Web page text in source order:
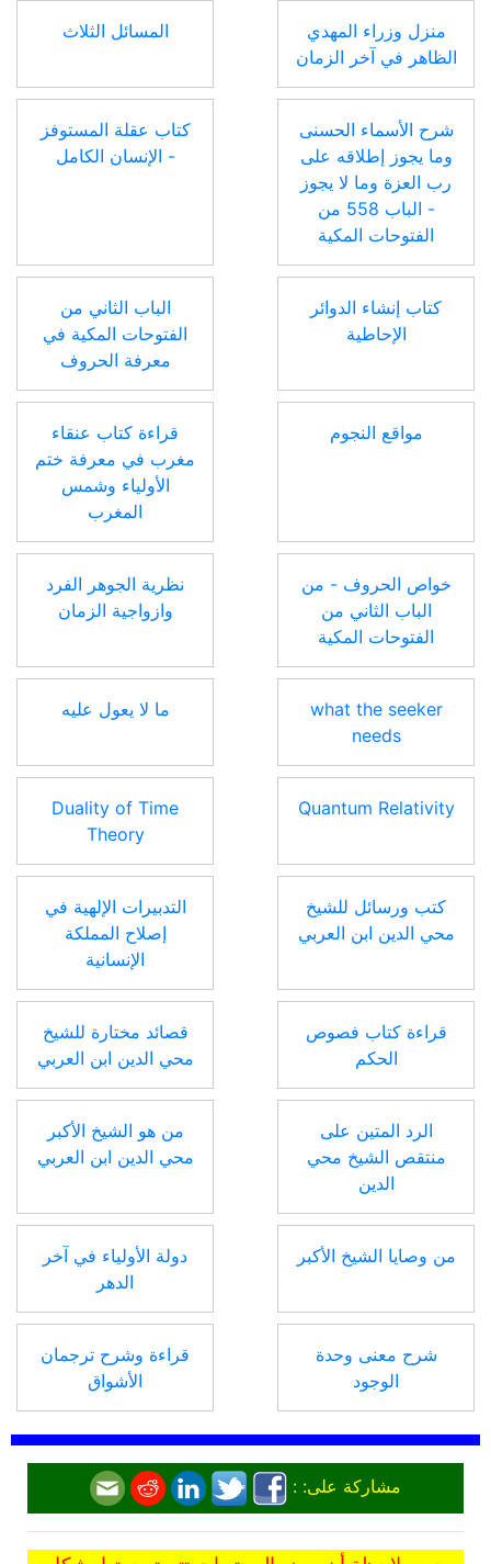
منزل وزراء المهدي
الظاهر في آخر الزمان
المسائل الثلاث
شرح الأسماء الحسنى
وما يجوز إطلاقه على
رب العزة وما لا يجوز
- الباب 558 من
الفتوحات المكية
كتاب عقلة المستوفز
- الإنسان الكامل
كتاب إنشاء الدوائر
الإحاطية
الباب الثاني من
الفتوحات المكية في
معرفة الحروف
مواقع النجوم
قراءة كتاب عنقاء
مغرب في معرفة ختم
الأولياء وشمس
المغرب
خواص الحروف - من
الباب الثاني من
الفتوحات المكية
نظرية الجوهر الفرد
وازواجية الزمان
what the seeker
needs
ما لا يعول عليه
Quantum Relativity
Duality of Time
Theory
كتب ورسائل للشيخ
محي الدين ابن العربي
التدبيرات الإلهية في
إصلاح المملكة
الإنسانية
قراءة كتاب فصوص
الحكم
قصائد مختارة للشيخ
محي الدين ابن العربي
الرد المتين على
منتقص الشيخ محي
الدين
من هو الشيخ الأكبر
محي الدين ابن العربي
من وصايا الشيخ الأكبر
دولة الأولياء في آخر
الدهر
شرح معنى وحدة
الوجود
قراءة وشرح ترجمان
الأشواق
مشاركة على: :